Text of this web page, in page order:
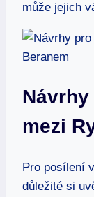
může jejich
mezi
Pro posílení
důležité si